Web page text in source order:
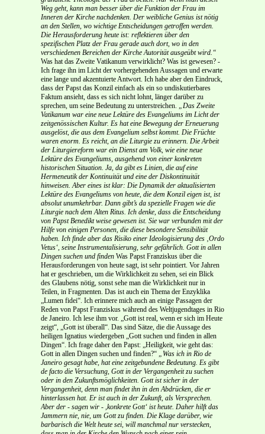
Weg geht, kann man besser über die Funktion der Frau im
Inneren der Kirche nachdenken. Der weibliche Genius ist nötig
an den Stellen, wo wichtige Entscheidungen getroffen werden.
Die Herausforderung heute ist: reflektieren über den
spezifischen Platz der Frau gerade auch dort, wo in den
verschiedenen Bereichen der Kirche Autorität ausgeübt wird.“
Was hat das Zweite Vatikanum verwirklicht? Was ist gewesen? -
Ich frage ihn im Licht der vorhergehenden Aussagen und erwarte
eine lange und akzentuierte Antwort. Ich habe aber den Eindruck,
dass der Papst das Konzil einfach als ein so undiskutierbares
Faktum ansieht, dass es sich nicht lohnt, länger darüber zu
sprechen, um seine Bedeutung zu unterstreichen. „Das Zweite
Vatikanum war eine neue Lektüre des Evangeliums im Licht der
zeitgenössischen Kultur. Es hat eine Bewegung der Erneuerung
ausgelöst, die aus dem Evangelium selbst kommt. Die Früchte
waren enorm. Es reicht, an die Liturgie zu erinnern. Die Arbeit
der Liturgiereform war ein Dienst am Volk, wie eine neue
Lektüre des Evangeliums, ausgehend von einer konkreten
historischen Situation. Ja, da gibt es Linien, die auf eine
Hermeneutik der Kontinuität und eine der Diskontinuität
hinweisen. Aber eines ist klar: Die Dynamik der aktualisierten
Lektüre des Evangeliums von heute, die dem Konzil eigen ist, ist
absolut unumkehrbar. Dann gibt’s da spezielle Fragen wie die
Liturgie nach dem Alten Ritus. Ich denke, dass die Entscheidung
von Papst Benedikt weise gewesen ist. Sie war verbunden mit der
Hilfe von einigen Personen, die diese besondere Sensibilität
haben. Ich finde aber das Risiko einer Ideologisierung des ‚Ordo
Vetus‘, seine Instrumentalisierung, sehr gefährlich. Gott in allen
Dingen suchen und finden Was Papst Franziskus über die
Herausforderungen von heute sagt, ist sehr pointiert. Vor Jahren
hat er geschrieben, um die Wirklichkeit zu sehen, sei ein Blick
des Glaubens nötig, sonst sehe man die Wirklichkeit nur in
Teilen, in Fragmenten. Das ist auch ein Thema der Enzyklika
„Lumen fidei“. Ich erinnere mich auch an einige Passagen der
Reden von Papst Franziskus während des Weltjugendtages in Rio
de Janeiro. Ich lese ihm vor. „Gott ist real, wenn er sich im Heute
zeigt“, „Gott ist überall“. Das sind Sätze, die die Aussage des
heiligen Ignatius wiedergeben „Gott suchen und finden in allen
Dingen“. Ich frage daher den Papst: „Heiligkeit, wie geht das:
Gott in allen Dingen suchen und finden?“ „Was ich in Rio de
Janeiro gesagt habe, hat eine zeitgebundene Bedeutung. Es gibt
de facto die Versuchung, Gott in der Vergangenheit zu suchen
oder in den Zukunftsmöglichkeiten. Gott ist sicher in der
Vergangenheit, denn man findet ihn in den Abdrücken, die er
hinterlassen hat. Er ist auch in der Zukunft, als Versprechen.
Aber der - sagen wir - ,konkrete Gott‘ ist heute. Daher hilft das
Jammern nie, nie, um Gott zu finden. Die Klage darüber, wie
barbarisch die Welt heute sei, will manchmal nur verstecken,